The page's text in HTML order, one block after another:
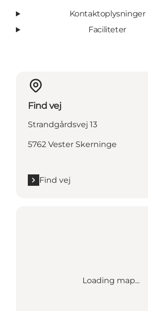
Kontaktoplysninger
Faciliteter
Find vej
Strandgårdsvej 13
5762 Vester Skerninge
Find vej
Loading map...